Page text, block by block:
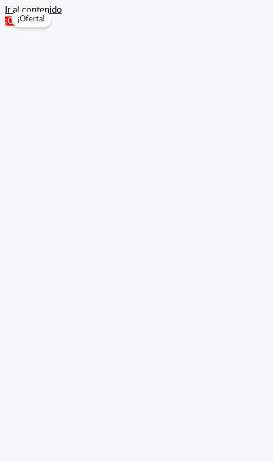
Ir al contenido
¡Oferta!
¡Oferta!